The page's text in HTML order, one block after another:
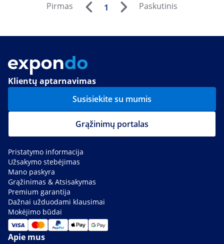
Pirmas 1 Paskutinis
Klientų aptarnavimas
Susisiekite su mumis
Grąžinimų portalas
Pristatymo informacija
Užsakymo stebėjimas
Mano paskyra
Grąžinimas & Atsisakymas
Premium garantija
Dažnai užduodami klausimai
Mokėjimo būdai
Apie mus